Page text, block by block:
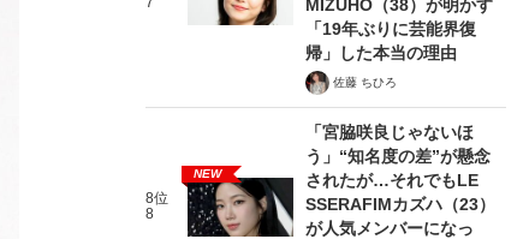
MIZUHO（38）が明かす
「19年ぶりに芸能界復
帰」した本当の理由
佐藤 ちひろ
8位
8
NEW
「宮脇咲良じゃないほ
う」“知名度の差”が懸念
されたが…それでもLE
SSERAFIMカズハ（23）
が人気メンバーになっ